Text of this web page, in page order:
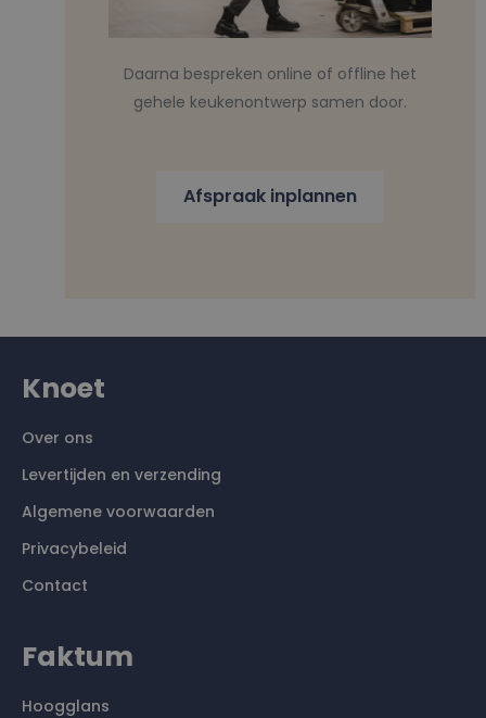
Daarna bespreken online of offline het
gehele keukenontwerp samen door.
Afspraak inplannen
Knoet
Over ons
Levertijden en verzending
Algemene voorwaarden
Privacybeleid
Contact
Faktum
Hoogglans